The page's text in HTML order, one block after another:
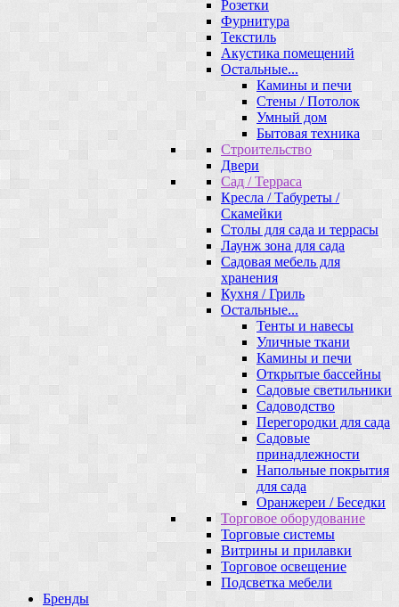
Розетки
Фурнитура
Текстиль
Акустика помещений
Остальные...
Камины и печи
Стены / Потолок
Умный дом
Бытовая техника
Строительство
Двери
Сад / Терраса
Кресла / Табуреты /
Скамейки
Столы для сада и террасы
Лаунж зона для сада
Садовая мебель для
хранения
Кухня / Гриль
Остальные...
Тенты и навесы
Уличные ткани
Камины и печи
Открытые бассейны
Садовые светильники
Садоводство
Перегородки для сада
Садовые
принадлежности
Напольные покрытия
для сада
Оранжереи / Беседки
Торговое оборудование
Торговые системы
Витрины и прилавки
Торговое освещение
Подсветка мебели
Бренды